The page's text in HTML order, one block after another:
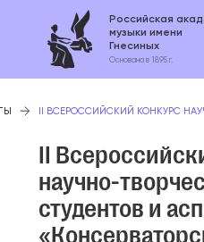
Российская
музыки имени
Гнесиных
Основана в 1895 г.
II ВСЕРОССИЙСКИЙ КОНКУРС
II
научно-
студентов и